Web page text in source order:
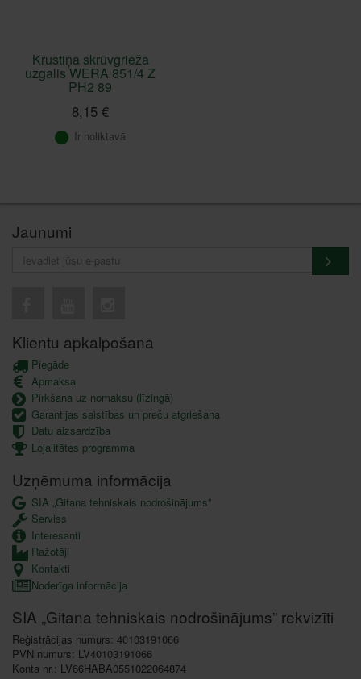
Krustiņa skrūvgrieža
uzgalis WERA 851/4 Z
PH2 89
8,15 €
Ir noliktavā
Jaunumi
Klientu apkalpošana
Piegāde
Apmaksa
Pirkšana uz nomaksu (līzingā)
Garantijas saistības un preču atgriešana
Datu aizsardzība
Lojalitātes programma
Uzņēmuma informācija
SIA „Gitana tehniskais nodrošinājums”
Serviss
Interesanti
Ražotāji
Kontakti
Noderīga informācija
SIA „Gitana tehniskais nodrošinājums” rekvizīti
Reģistrācijas numurs: 40103191066
PVN numurs: LV40103191066
Konta nr.: LV66HABA0551022064874